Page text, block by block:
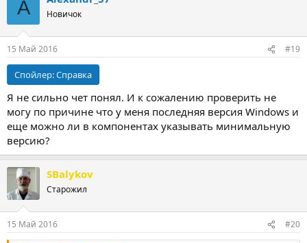
A Новичок
15 Май 2016 #19
Спойлер:Справка
Я не сильно чет понял. И к сожалению проверить не
могу по причине что у меня последняя версия Windows и
еще можно ли в компонентах указывать минимальную
версию?
SBalykov
Старожил
15 Май 2016 #20